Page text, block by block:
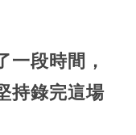
一段時間，
持錄完這場